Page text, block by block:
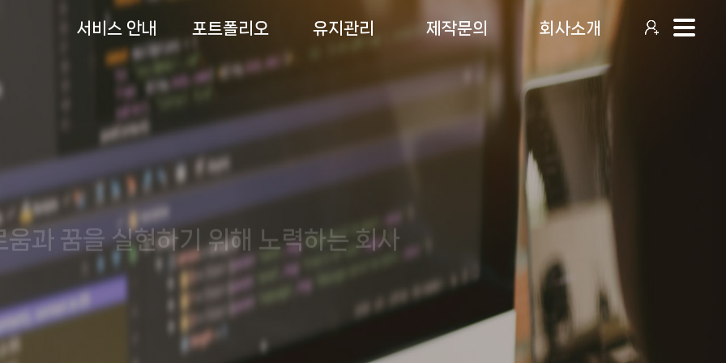
서비스 안내 포트폴리오 유지관리 제작문의 회사소개
움과 꿈을 실현하기 위해 노력하는 회사